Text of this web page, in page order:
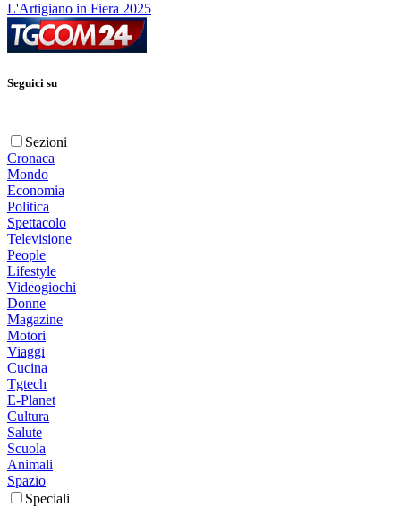
L'Artigiano in Fiera 2025
Seguici su
Sezioni
Cronaca
Mondo
Economia
Politica
Spettacolo
Televisione
People
Lifestyle
Videogiochi
Donne
Magazine
Motori
Viaggi
Cucina
Tgtech
E-Planet
Cultura
Salute
Scuola
Animali
Spazio
Speciali